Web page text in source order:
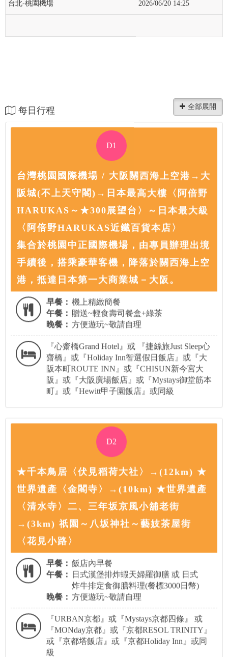
台北-桃園機場 2026/06/20 14:25
每日行程
D1
台灣桃園國際機場 / 大阪關西海上空港→大
阪城(不上天守閣)→日本最高大樓〈阿倍野
HARUKAS～★300展望台〉～日本最大級
〈阿倍野HARUKAS近鐵百貨本店〉
集合於桃園中正國際機場，由專員辦理出境
手續後，搭乘豪華客機，降落於關西海上空
港，抵達日本第一大商業城－大阪。
早餐： 機上精緻簡餐
午餐： 贈送~輕食壽司餐盒+綠茶
晚餐： 方便遊玩~敬請自理
『心齋橋Grand Hotel』或 『捷絲旅Just Sleep心
齋橋』或『Holiday Inn智選假日飯店』或『大
阪本町ROUTE INN』或『CHISUN新今宮大
阪』或『大阪廣場飯店』或『Mystays御堂筋本
町』或『Hewitt甲子園飯店』或同級
D2
★千本鳥居〈伏見稻荷大社〉→(12km) ★
世界遺產〈金閣寺〉→(10km) ★世界遺產
〈清水寺〉二、三年坂京風小舖老街
→(3km) 祇園～八坂神社～藝妓茶屋街
〈花見小路〉
早餐： 飯店內早餐
午餐： 日式漢堡排炸蝦天婦羅御膳 或 日式
炸牛排定食御膳料理(餐標3000日幣)
晚餐： 方便遊玩~敬請自理
『URBAN京都』或『Mystays京都四條』 或
『MONday京都』或『京都RESOL TRINITY』
或『京都塔飯店』或『京都Holiday Inn』或同
級